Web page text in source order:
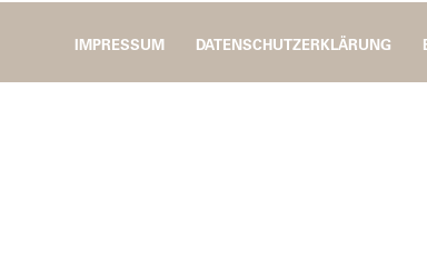
IMPRESSUM DATENSCHUTZERKLÄRUNG